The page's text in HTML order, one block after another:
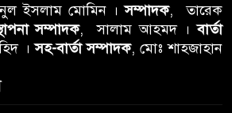
আবু তালহা চৌধুরী দ্বিতীয় বারের
মত টাওয়ার হ‍্যামলেটস কাউন্সিলের
কাউন্সিলার নির্বাচিত
ইসলাম মোমিন ।সম্পাদক, তারেক
সম্পাদক, সালাম আহমদ ।বার্তা
।সহ-বার্তা সম্পাদক, মোঃ শাহজাহান